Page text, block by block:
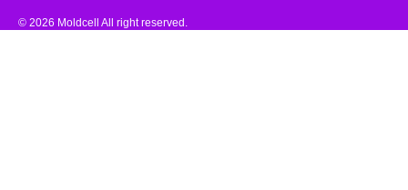
© 2026 Moldcell All right reserved.